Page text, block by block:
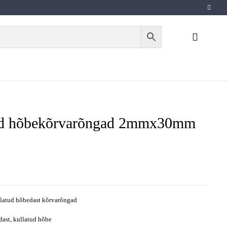
hõbekõrvarõngad 2mmx30mm
hõbedast kõrvarõngad
kullatud hõbe